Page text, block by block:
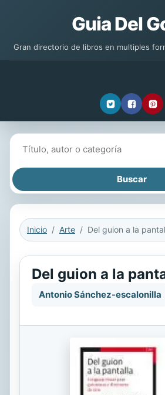
Guia Del
Gran directorio de libros en multiples
Inicio Arte Del guion a la
Del guion a la
Antonio Sánchez-escalonilla